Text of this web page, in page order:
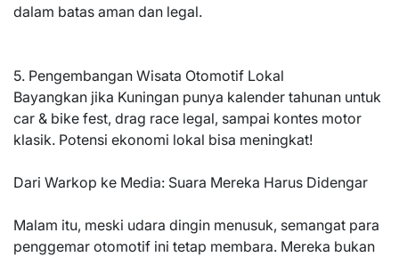
dalam batas aman dan legal.
5. Pengembangan Wisata Otomotif Lokal
Bayangkan jika Kuningan punya kalender tahunan untuk
car & bike fest, drag race legal, sampai kontes motor
klasik. Potensi ekonomi lokal bisa meningkat!
Dari Warkop ke Media: Suara Mereka Harus Didengar
Malam itu, meski udara dingin menusuk, semangat para
penggemar otomotif ini tetap membara. Mereka bukan